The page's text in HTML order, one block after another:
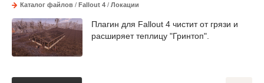
Каталог файлов / Fallout 4 / Локации
Плагин для Fallout 4 чистит от грязи и
расширяет теплицу "Гринтоп".